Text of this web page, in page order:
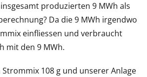
produzierten 9 MWh als
Da die 9 MWh irgendwo
einfliessen und verbraucht
mit den 9 MWh.
108 g und unserer Anlage